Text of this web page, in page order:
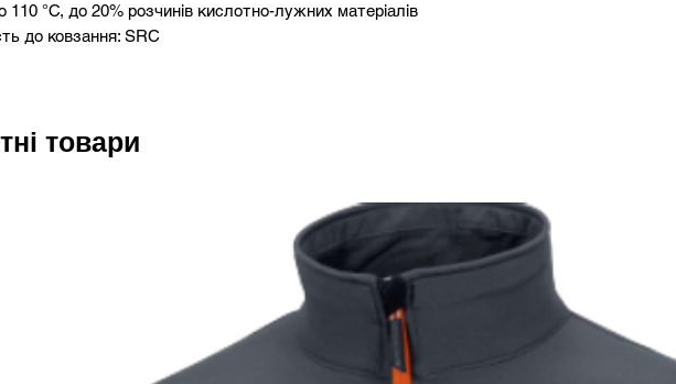
110 °С, до 20% розчинів кислотно-лужних матеріалів
до ковзання: SRC
товари